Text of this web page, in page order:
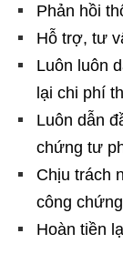
Phản hồi
Hỗ trợ, tư
Luôn luôn
lại chi phí
Luôn dẫn
chứng tư
Chịu trách
công
Hoàn tiền